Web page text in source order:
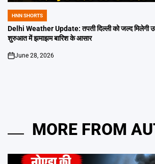
POSTED
IN
HNN SHORTS
Delhi Weather Update: तपती दिल्ली को जल्द मिलेगी
शुरुआत में झमाझम बारिश के आसार
on
June 28, 2026
MORE FROM